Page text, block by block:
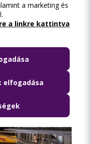
helyett két
a marketing és
a linkre kattintva
elfogadása